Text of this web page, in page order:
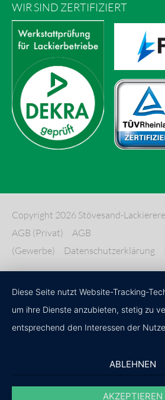
WIR SIND ZERTIFIZIERT
Copyright 2026 Stövesand-
AGB (Privat)
AGB
(Gewerbe)
Datenschutzerklärung
Diese Seite nutzt Website-Tracking-
um ihre Dienste anzubieten, stetig zu
entsprechend den Interessen der
ABLEHNEN
AKZEPTIEREN